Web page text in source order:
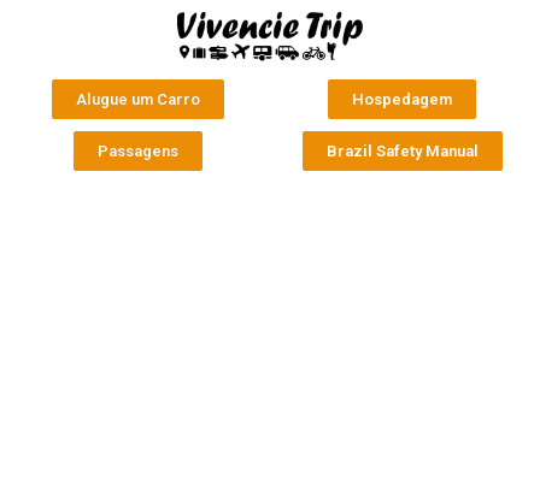
Alugue um Carro Hospedagem
Passagens Brazil Safety Manual